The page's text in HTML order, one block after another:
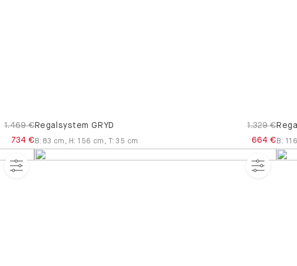
1.469 €
734 €
Regalsystem GRYD
1.329 €
664 €
B:83 cm , H : 156 cm , T:35 cm B :